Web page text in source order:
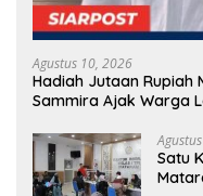
Agustus 10, 2026
Hadiah Jutaan Rupiah
Sammira Ajak Warga
Satu